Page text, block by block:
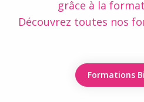
grâce à la
Découvrez toutes nos
Formations